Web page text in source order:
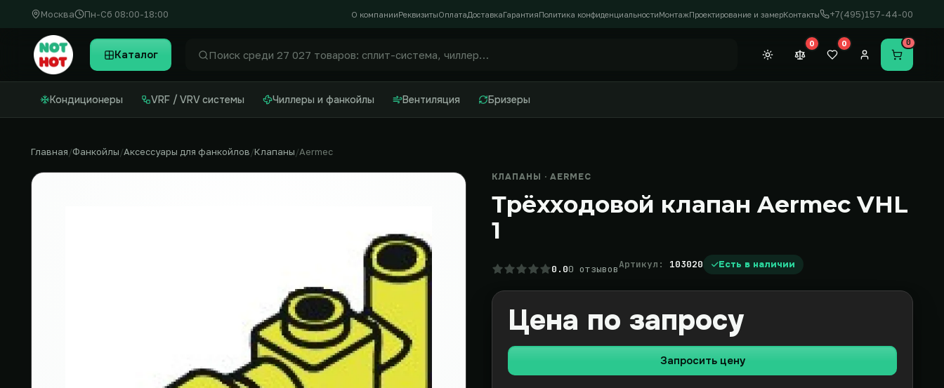
Москва Пн-Сб 08:00-18:00 О компанииРеквизитыОплатаДоставкаГарантияПолитика конфиденциальностиМонтажПроектирование и замерКонтакты +7(495)157-44-00
Каталог Найти Темная тема
0 0
Перейти
0
Кондиционеры VRF / VRV системы Чиллеры и фанкойлы Вентиляция Бризеры
Главная Фанкойлы Аксессуары для фанкойлов Клапаны Aermec
КЛАПАНЫ · AERMEC
Трёхходовой клапан Aermec VHL
1
0.00 отзывовАртикул: 103020 Есть в наличии
Цена по запросу
Запросить цену